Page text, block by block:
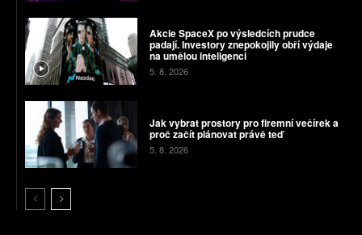
Akcie SpaceX po výsledcích prudce
padají. Investory znepokojily obří výdaje
na umělou inteligenci
5. 8. 2026
Jak vybrat prostory pro firemní večírek a
proč začít plánovat právě teď
5. 8. 2026